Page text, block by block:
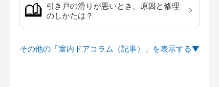
引き戸の滑りが悪いとき、原因と修理
のしかたは？
その他の「室内ドアコラム（記事）」を